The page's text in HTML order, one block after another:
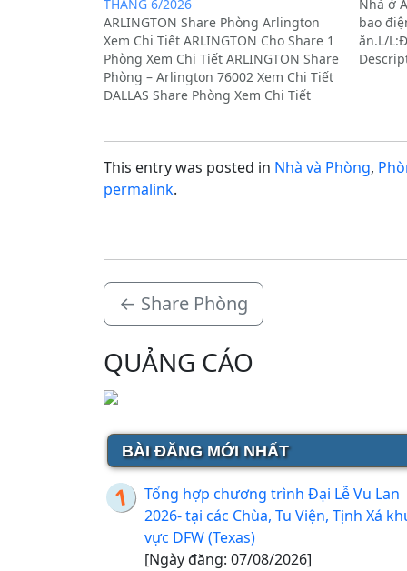
THÁNG 6/2026
ARLINGTON Share Phòng Arlington
Xem Chi Tiết ARLINGTON Cho Share 1
Phòng Xem Chi Tiết ARLINGTON Share
Phòng – Arlington 76002 Xem Chi Tiết
DALLAS Share Phòng Xem Chi Tiết
Phòng Gần…
Nhà ở
bao
ăn.L/
This entry was posted in Nhà và Phòng,
permalink.
← Share Phòng
QUẢNG CÁO
BÀI ĐĂNG MỚI NHẤT
Tổng hợp chương trình Đại Lễ Vu Lan
2026- tại các Chùa, Tu Viện, Tịnh Xá
vực DFW (Texas)
[Ngày đăng: 07/08/2026]